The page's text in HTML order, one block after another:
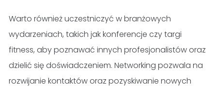
Warto również uczestniczyć w branżowych
wydarzeniach, takich jak konferencje czy targi
fitness, aby poznawać innych profesjonalistów oraz
dzielić się doświadczeniem. Networking pozwala na
rozwijanie kontaktów oraz pozyskiwanie nowych